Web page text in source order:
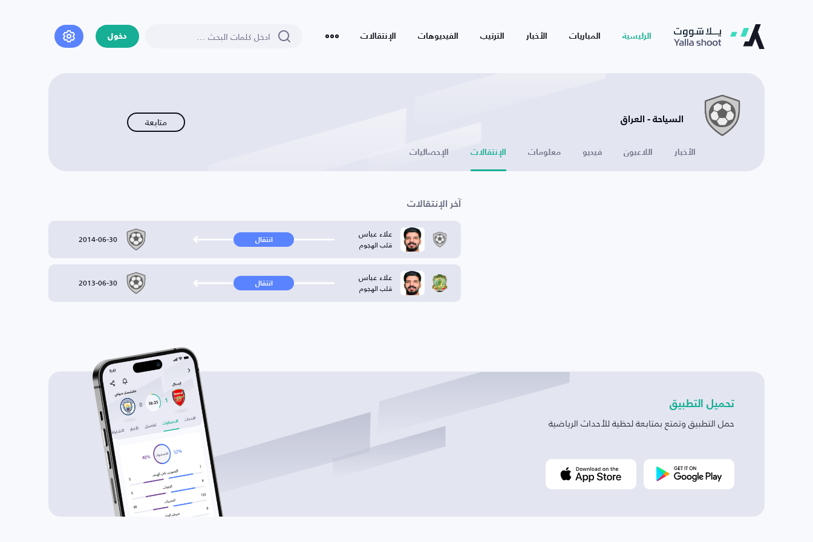
الرئيسية المباريات الأخبار الترتيب الفيديوهات الإنتقالات دخول
السياحة - العراق متابعة
الأخبار اللاعبون فيديو معلومات الإنتقالات الإحصائيات
آخر الإنتقالات
علاء عباس
قلب الهجوم انتقال 2014-06-30
علاء عباس
قلب الهجوم انتقال 2013-06-30
تحميل التطبيق
حمل التطبيق وتمتع بمتابعة لحظية للأحداث الرياضية